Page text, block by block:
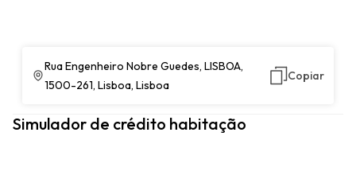
Rua Engenheiro Nobre Guedes, LISBOA,
1500-261, Lisboa, Lisboa
Copiar
Simulador de crédito habitação